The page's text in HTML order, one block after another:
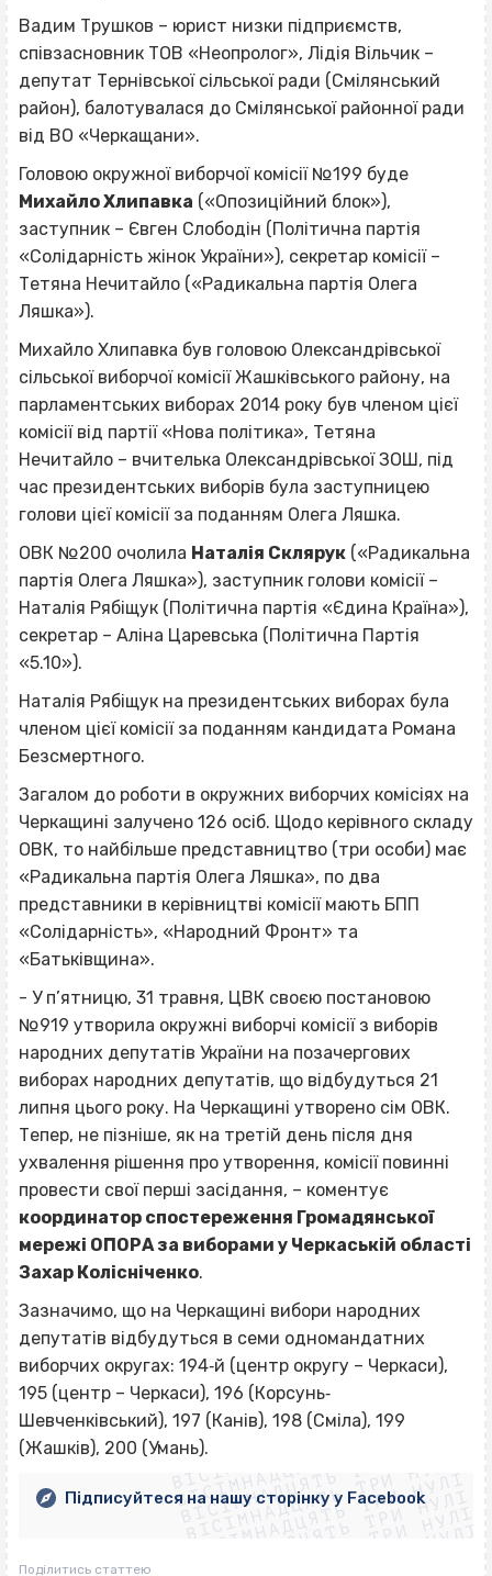
Вадим Трушков – юрист низки підприємств,
співзасновник ТОВ «Неопролог», Лідія Вільчик –
депутат Тернівської сільської ради (Смілянський
район), балотувалася до Смілянської районної ради
від ВО «Черкащани».
Головою окружної виборчої комісії №199 буде
Михайло Хлипавка («Опозиційний блок»),
заступник – Євген Слободін (Політична партія
«Солідарність жінок України»), секретар комісії –
Тетяна Нечитайло («Радикальна партія Олега
Ляшка»).
Михайло Хлипавка був головою Олександрівської
сільської виборчої комісії Жашківського району, на
парламентських виборах 2014 року був членом цієї
комісії від партії «Нова політика», Тетяна
Нечитайло – вчителька Олександрівської ЗОШ, під
час президентських виборів була заступницею
голови цієї комісії за поданням Олега Ляшка.
ОВК №200 очолила Наталія Склярук («Радикальна
партія Олега Ляшка»), заступник голови комісії –
Наталія Рябіщук (Політична партія «Єдина Країна»),
секретар – Аліна Царевська (Політична Партія
«5.10»).
Наталія Рябіщук на президентських виборах була
членом цієї комісії за поданням кандидата Романа
Безсмертного.
Загалом до роботи в окружних виборчих комісіях на
Черкащині залучено 126 осіб. Щодо керівного складу
ОВК, то найбільше представництво (три особи) має
«Радикальна партія Олега Ляшка», по два
представники в керівництві комісії мають БПП
«Солідарність», «Народний Фронт» та
«Батьківщина».
- У п’ятницю, 31 травня, ЦВК своєю постановою
№919 утворила окружні виборчі комісії з виборів
народних депутатів України на позачергових
виборах народних депутатів, що відбудуться 21
липня цього року. На Черкащині утворено сім ОВК.
Тепер, не пізніше, як на третій день після дня
ухвалення рішення про утворення, комісії повинні
провести свої перші засідання, – коментує
координатор спостереження Громадянської
мережі ОПОРА за виборами у Черкаській області
Захар Колісніченко.
Зазначимо, що на Черкащині вибори народних
депутатів відбудуться в семи одномандатних
виборчих округах: 194‐й (центр округу – Черкаси),
195 (центр – Черкаси), 196 (Корсунь‐
Шевченківський), 197 (Канів), 198 (Сміла), 199
(Жашків), 200 (Умань).ВІСІМНАДЦЯТЬ ТРИ НУЛІ
ВІСІМНАДЦЯТЬ ТРИ НУЛІ
ВІСІМНАДЦЯТЬ ТРИ НУЛІ
ВІСІМНАДЦЯТЬ ТРИ НУЛІ
ВІСІМНАДЦЯТЬ ТРИ НУЛІ
ВІСІМНАДЦЯТЬ ТРИ НУЛІ
ВІСІМНАДЦЯТЬ ТРИ НУЛІ
Підписуйтеся на нашу сторінку у Facebook
Поділитись статтею